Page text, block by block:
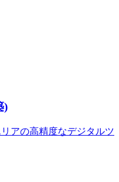
)
アの高精度なデジタルツ